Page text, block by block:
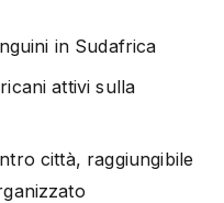
in Sudafrica
attivi sulla
città, raggiungibile